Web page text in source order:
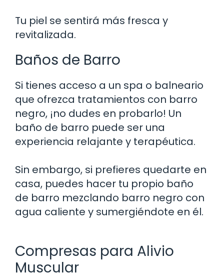
Tu piel se sentirá más fresca y
revitalizada.
Baños de Barro
Si tienes acceso a un spa o balneario
que ofrezca tratamientos con barro
negro, ¡no dudes en probarlo! Un
baño de barro puede ser una
experiencia relajante y terapéutica.
Sin embargo, si prefieres quedarte en
casa, puedes hacer tu propio baño
de barro mezclando barro negro con
agua caliente y sumergiéndote en él.
Compresas para Alivio
Muscular